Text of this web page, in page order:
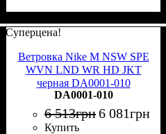
Суперцена!
Ветровка Nike M NSW SPE
WVN LND WR HD JKT
черная DA0001-010
DA0001-010
6 513грн6 081грн
Купить